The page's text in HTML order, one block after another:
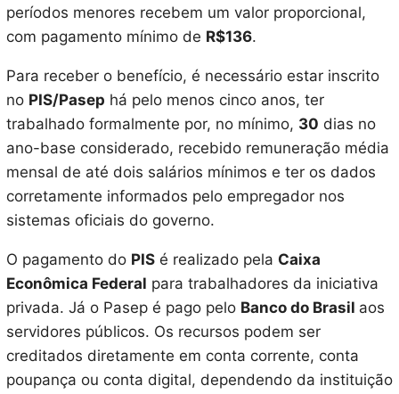
períodos menores recebem um valor proporcional,
com pagamento mínimo de R$136.
Para receber o benefício, é necessário estar inscrito
no PIS/Pasep há pelo menos cinco anos, ter
trabalhado formalmente por, no mínimo, 30 dias no
ano-base considerado, recebido remuneração média
mensal de até dois salários mínimos e ter os dados
corretamente informados pelo empregador nos
sistemas oficiais do governo.
O pagamento do PISé realizado pela Caixa
Econômica Federal para trabalhadores da iniciativa
privada. Já o Pasep é pago pelo Banco do Brasil aos
servidores públicos. Os recursos podem ser
creditados diretamente em conta corrente, conta
poupança ou conta digital, dependendo da instituição